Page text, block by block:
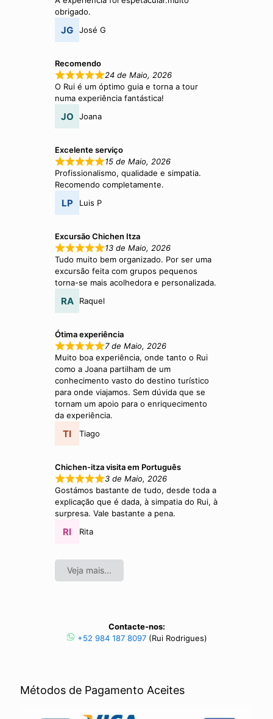
obrigado.
José G
Recomendo
24 de Maio, 2026
O Rui é um óptimo guia e torna a tour
numa experiência fantástica!
Joana
Excelente serviço
15 de Maio, 2026
Profissionalismo, qualidade e simpatia.
Recomendo completamente.
Luis P
Excursão Chichen Itza
13 de Maio, 2026
Tudo muito bem organizado. Por ser uma
excursão feita com grupos pequenos
torna-se mais acolhedora e personalizada.
Raquel
Ótima experiência
7 de Maio, 2026
Muito boa experiência, onde tanto o Rui
como a Joana partilham de um
conhecimento vasto do destino turístico
para onde viajamos. Sem dúvida que se
tornam um apoio para o enriquecimento
da experiência.
Tiago
Chichen-itza visita em Português
3 de Maio, 2026
Gostámos bastante de tudo, desde toda a
explicação que é dada, à simpatia do Rui, à
surpresa. Vale bastante a pena.
Rita
Veja mais...
Contacte-nos:
+52 984 187 8097(Rui Rodrigues)
Métodos de Pagamento Aceites